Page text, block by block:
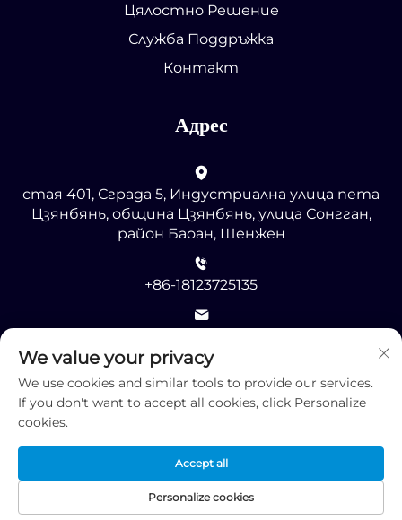
Цялостно Решение
Служба Поддръжка
Контакт
Адрес
стая 401, Сграда 5, Индустриална улица пета
Цзянбянь, община Цзянбянь, улица Сонгган,
район Баоан, Шенжен
+86-18123725135
© Всички права запазени 2025 от Шенжен RMG
Оптоелектроникс КО., ООД -
поверителност
We value your privacy
We use cookies and similar tools to provide our services.
If you don't want to accept all cookies, click Personalize
cookies.
Personalize cookies
Accept all